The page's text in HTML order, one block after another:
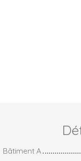
Bâtiment A